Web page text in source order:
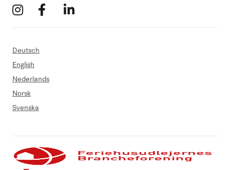
Deutsch
English
Nederlands
Norsk
Svenska